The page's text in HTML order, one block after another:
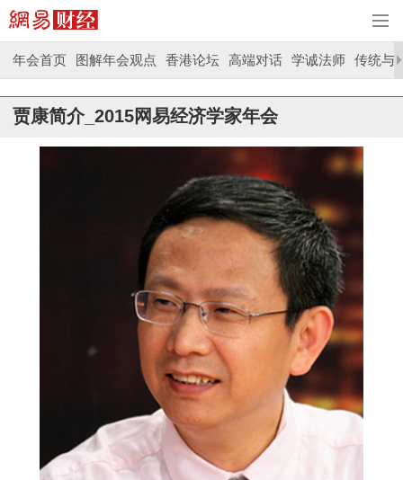
年会首页 图解年会观点 香港论坛 高端对话 学诚法师 传统与
贾康简介_2015网易经济学家年会